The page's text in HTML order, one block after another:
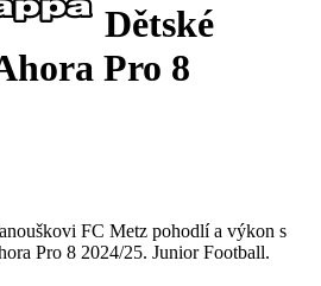
Dětské
Pro 8
FC Metz pohodlí a výkon s
Pro 8 2024/25. Junior Football.